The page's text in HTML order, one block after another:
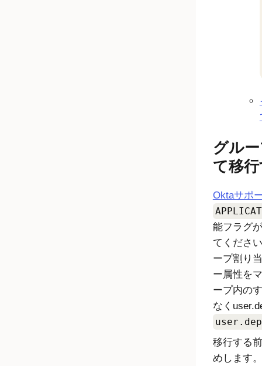
グル
て移
Oktaサポ
能フラグ
てくださ
ープ割り
ー属性を
ープ内の
なく
移行する
めします。